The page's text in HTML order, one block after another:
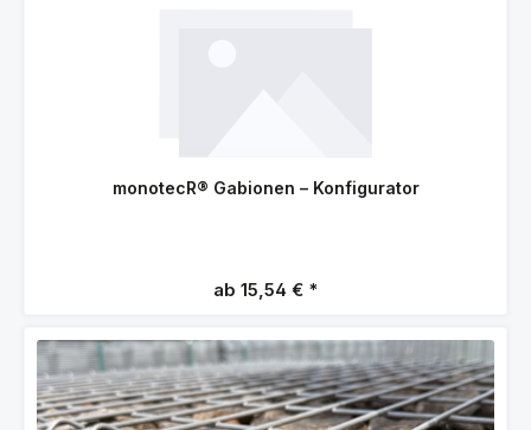
monotecR® Gabionen – Konfigurator
ab 15,54 €